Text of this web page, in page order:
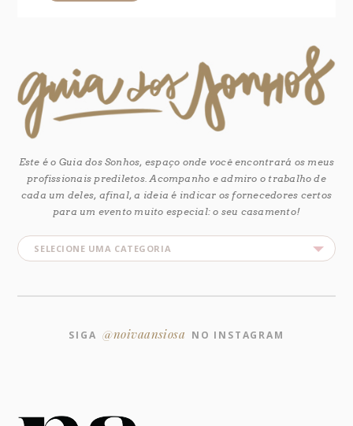
Este é o Guia dos Sonhos, espaço onde você encontrará os meus
profissionais prediletos. Acompanho e admiro o trabalho de
cada um deles, afinal, a ideia é indicar os fornecedores certos
para um evento muito especial: o seu casamento!
SIGA @noivaansiosa NO INSTAGRAM